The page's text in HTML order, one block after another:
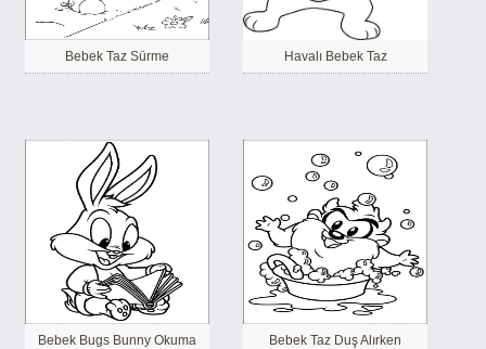
Bebek Taz Sürme Havalı Bebek Taz
Bebek Bugs Bunny Okuma Bebek Taz Duş Alırken